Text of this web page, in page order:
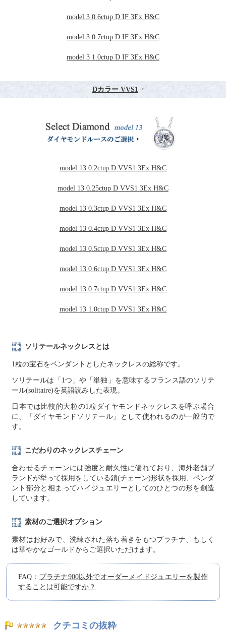
model 3 0.6ctup D IF 3Ex H&C
model 3 0.7ctup D IF 3Ex H&C
model 3 1.0ctup D IF 3Ex H&C
Dカラー VVS1
model 13 0.2ctup D VVS1 3Ex H&C
model 13 0.25ctup D VVS1 3Ex H&C
model 13 0.3ctup D VVS1 3Ex H&C
model 13 0.4ctup D VVS1 3Ex H&C
model 13 0.5ctup D VVS1 3Ex H&C
model 13 0.6ctup D VVS1 3Ex H&C
model 13 0.7ctup D VVS1 3Ex H&C
model 13 1.0ctup D VVS1 3Ex H&C
ソリテールネックレスとは
1粒の宝石をペンダントとしたネックレスの総称です。
ソリテールは「1つ」や「単独」を意味するフランス語のソリテ
ール(solitaire)を英語読みした表現。
日本では比較的大粒の1粒ダイヤモンドネックレスを呼ぶ場合
に、「ダイヤモンドソリテール」として使われるのが一般的で
す。
こだわりのネックレスチェーン
合わせるチェーンには強度と耐久性に優れており、海外老舗ブ
ランドが挙って採用をしている鎖(チェーン)形状を採用、ペンダ
ント部分と相まってハイジュエリーとしてのひとつの形を創造
しています。
素材のご選択オプション
素材はお好みで、洗練された落ち着きをもつプラチナ、もしく
は華やかなゴールドからご選択いただけます。
FAQ： プラチナ900以外でオーダーメイドジュエリーを製作
することは可能ですか？
クチコミの抜粋